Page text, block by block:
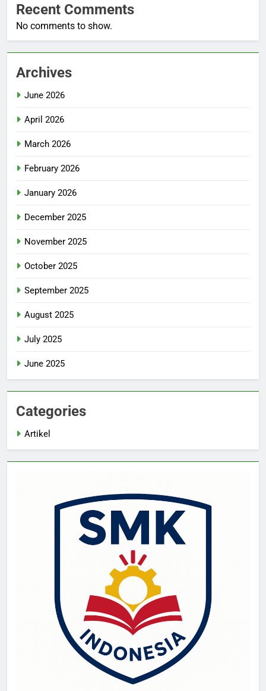
Recent Comments
No comments to show.
Archives
June 2026
April 2026
March 2026
February 2026
January 2026
December 2025
November 2025
October 2025
September 2025
August 2025
July 2025
June 2025
Categories
Artikel